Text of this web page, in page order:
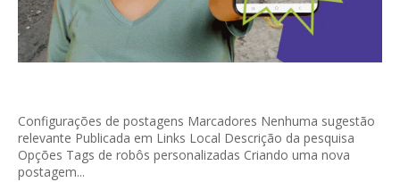
Configurações de postagens Marcadores Nenhuma sugestão
relevante Publicada em Links Local Descrição da pesquisa
Opções Tags de robôs personalizadas Criando uma nova
postagem...